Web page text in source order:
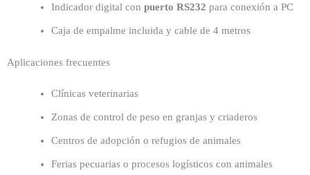
Indicador digital con puerto RS232 para conexión a PC
Caja de empalme incluida y cable de 4 metros
Aplicaciones frecuentes
Clínicas veterinarias
Zonas de control de peso en granjas y criaderos
Centros de adopción o refugios de animales
Ferias pecuarias o procesos logísticos con animales